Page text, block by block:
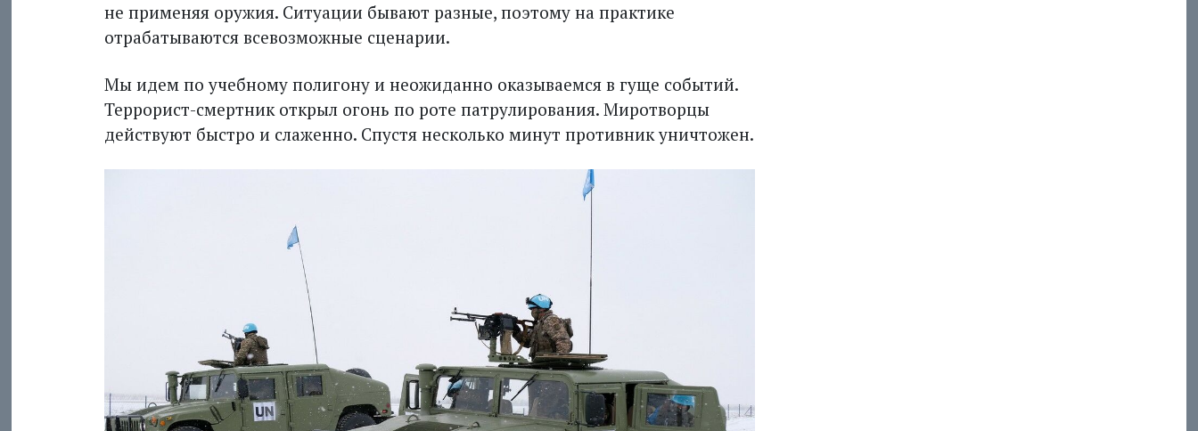
не применяя оружия. Ситуации бывают разные, поэтому на практике
отрабатываются всевозможные сценарии.
Мы идем по учебному полигону и неожиданно оказываемся в гуще событий.
Террорист-смертник открыл огонь по роте патрулирования. Миротворцы
действуют быс­тро и слаженно. Спустя несколько минут противник уничтожен.